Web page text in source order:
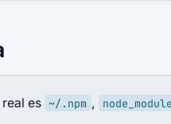
es ~/.npm ,